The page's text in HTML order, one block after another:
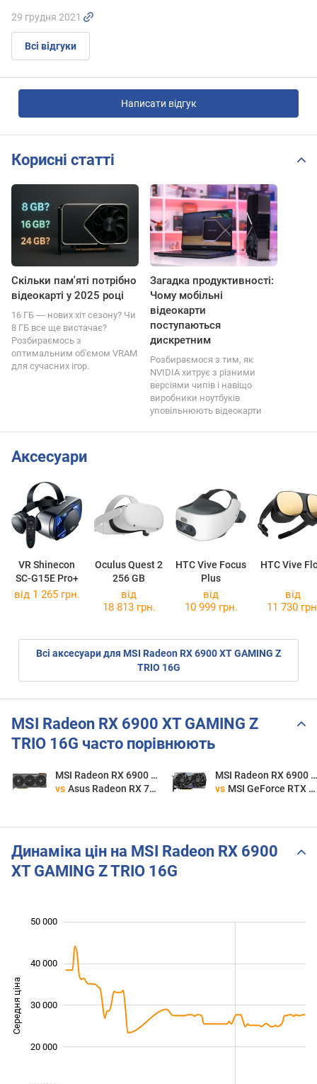
29 грудня 2021
Всі відгуки
Написати відгук
Корисні статті
Скільки пам'яті потрібно
відеокарті у 2025 році
16 ГБ ― нових хіт сезону? Чи
8 ГБ все ще вистачає?
Розбираємось з
оптимальним об'ємом VRAM
для сучасних ігор.
Загадка продуктивності:
Чому мобільні
відеокарти
поступаються
дискретним
Розбираємося з тим, як
NVIDIA хитрує з різними
версіями чипів і навіщо
виробники ноутбуків
уповільнюють відеокарти
Аксесуари
VR Shinecon
SC-G15E Pro+
Oculus Quest 2
256 GB
HTC Vive Focus
Plus
HTC Vive
від 1 265 грн.
від
18 813 грн.
від
10 999 грн.
від
11 730
Всі аксесуари для MSI Radeon RX 6900 XT GAMING Z
TRIO 16G
MSI Radeon RX 6900 XT GAMING Z
TRIO 16G часто порівнюють
MSI Radeon RX 6900 XT GAMING Z TRIO 16G
vs Asus Radeon RX 7800 XT TUF OC
MSI Radeon RX 6900 XT GAMING Z TRIO 16G
vs MSI GeForce RTX 4060 Ti GAMING X 8G
Динаміка цін на MSI Radeon RX 6900
XT GAMING Z TRIO 16G
Середня ціна 10 000
20 000
30 000
40 000
50 000